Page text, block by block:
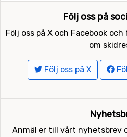
Följ oss på
Följ oss på X och Facebook
om
Följ oss på X
Anmäl er till vårt nyhetsbrev